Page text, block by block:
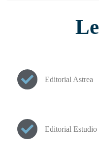
Editorial Astrea
Editorial Estudio